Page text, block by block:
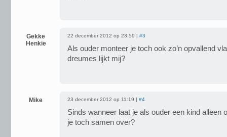
Gekke
Henkie
22 december 2012 op 23:59 | #3
Als ouder monteer je toch ook zo’n opvallend
dreumes lijkt mij?
Mike 23 december 2012 op 11:19 | #4
Sinds wanneer laat je als ouder een kind alleen
je toch samen over?